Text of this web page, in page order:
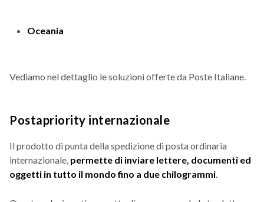
Oceania
Vediamo nel dettaglio le soluzioni offerte da Poste Italiane.
Postapriority internazionale
Il prodotto di punta della spedizione di posta ordinaria
internazionale, permette di inviare lettere, documenti ed
oggetti in tutto il mondo fino a due chilogrammi.